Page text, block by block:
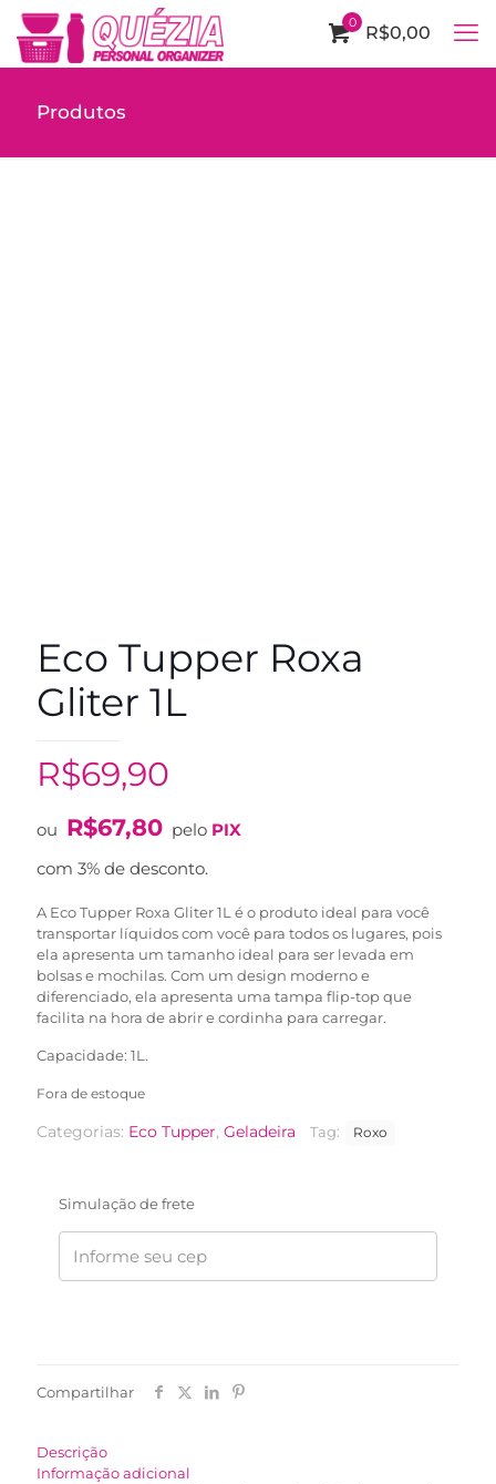
0 R$0,00
Produtos
Eco Tupper Roxa
Gliter 1L
R$69,90
ou R$67,80 pelo PIX
com 3% de desconto.
A Eco Tupper Roxa Gliter 1L é o produto ideal para você
transportar líquidos com você para todos os lugares, pois
ela apresenta um tamanho ideal para ser levada em
bolsas e mochilas. Com um design moderno e
diferenciado, ela apresenta uma tampa flip-top que
facilita na hora de abrir e cordinha para carregar.
Capacidade: 1L.
Fora de estoque
Categorias: Eco Tupper, Geladeira Tag: Roxo
Simulação de frete
Compartilhar
Descrição
Informação adicional